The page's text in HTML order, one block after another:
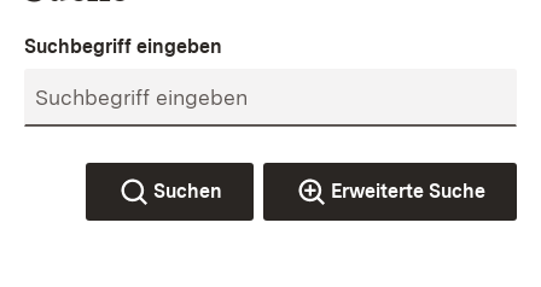
Suchbegriff eingeben
Suchen Erweiterte Suche